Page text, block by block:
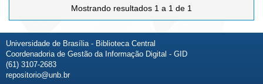
Mostrando resultados 1 a 1 de 1
Universidade de Brasília - Biblioteca Central
Coordenadoria de Gestão da Informação Digital - GID
(61) 3107-2683
repositorio@unb.br